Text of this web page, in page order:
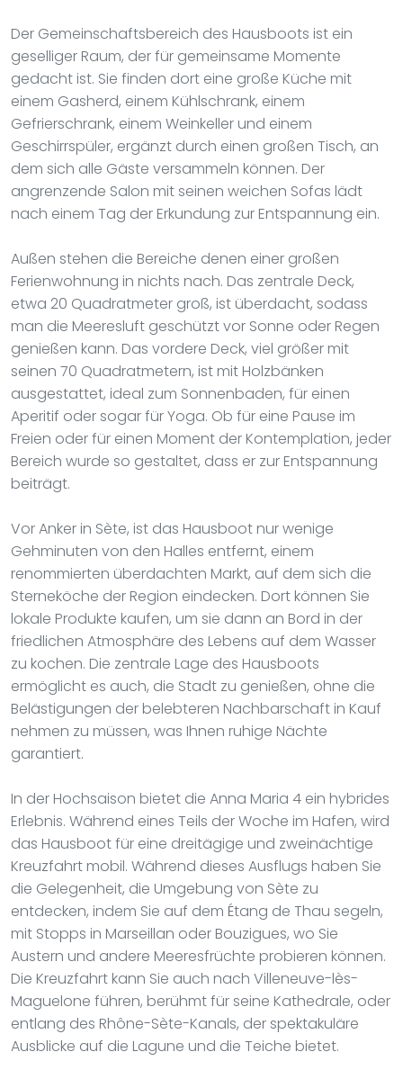
Der Gemeinschaftsbereich des Hausboots ist ein
geselliger Raum, der für gemeinsame Momente
gedacht ist. Sie finden dort eine große Küche mit
einem Gasherd, einem Kühlschrank, einem
Gefrierschrank, einem Weinkeller und einem
Geschirrspüler, ergänzt durch einen großen Tisch, an
dem sich alle Gäste versammeln können. Der
angrenzende Salon mit seinen weichen Sofas lädt
nach einem Tag der Erkundung zur Entspannung ein.
Außen stehen die Bereiche denen einer großen
Ferienwohnung in nichts nach. Das zentrale Deck,
etwa 20 Quadratmeter groß, ist überdacht, sodass
man die Meeresluft geschützt vor Sonne oder Regen
genießen kann. Das vordere Deck, viel größer mit
seinen 70 Quadratmetern, ist mit Holzbänken
ausgestattet, ideal zum Sonnenbaden, für einen
Aperitif oder sogar für Yoga. Ob für eine Pause im
Freien oder für einen Moment der Kontemplation, jeder
Bereich wurde so gestaltet, dass er zur Entspannung
beiträgt.
Vor Anker in Sète, ist das Hausboot nur wenige
Gehminuten von den Halles entfernt, einem
renommierten überdachten Markt, auf dem sich die
Sterneköche der Region eindecken. Dort können Sie
lokale Produkte kaufen, um sie dann an Bord in der
friedlichen Atmosphäre des Lebens auf dem Wasser
zu kochen. Die zentrale Lage des Hausboots
ermöglicht es auch, die Stadt zu genießen, ohne die
Belästigungen der belebteren Nachbarschaft in Kauf
nehmen zu müssen, was Ihnen ruhige Nächte
garantiert.
In der Hochsaison bietet die Anna Maria 4 ein hybrides
Erlebnis. Während eines Teils der Woche im Hafen, wird
das Hausboot für eine dreitägige und zweinächtige
Kreuzfahrt mobil. Während dieses Ausflugs haben Sie
die Gelegenheit, die Umgebung von Sète zu
entdecken, indem Sie auf dem Étang de Thau segeln,
mit Stopps in Marseillan oder Bouzigues, wo Sie
Austern und andere Meeresfrüchte probieren können.
Die Kreuzfahrt kann Sie auch nach Villeneuve-lès-
Maguelone führen, berühmt für seine Kathedrale, oder
entlang des Rhône-Sète-Kanals, der spektakuläre
Ausblicke auf die Lagune und die Teiche bietet.